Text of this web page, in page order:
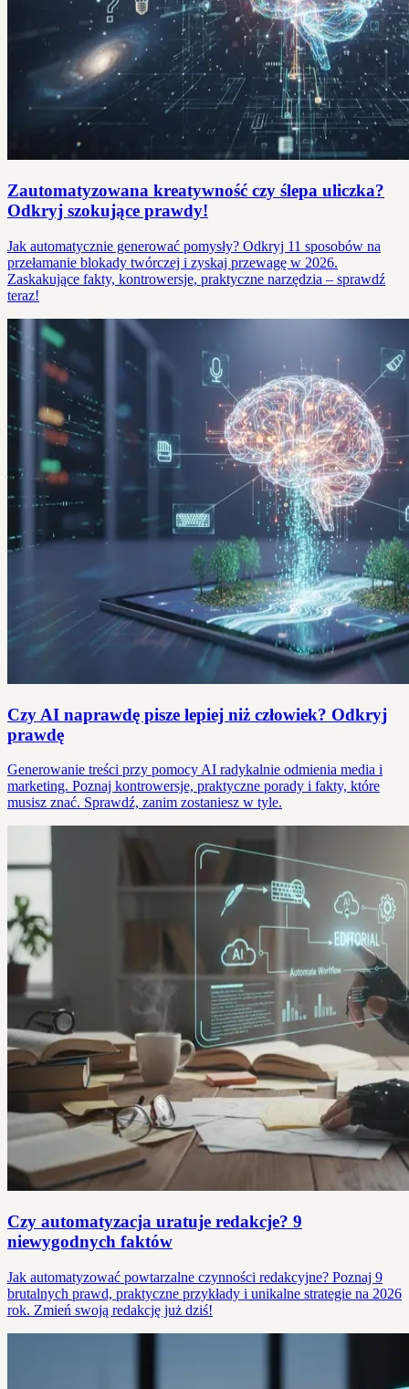
Zautomatyzowana kreatywność czy ślepa uliczka?
Odkryj szokujące prawdy!
Jak automatycznie generować pomysły? Odkryj 11 sposobów na
przełamanie blokady twórczej i zyskaj przewagę w 2026.
Zaskakujące fakty, kontrowersje, praktyczne narzędzia – sprawdź
teraz!
Czy AI naprawdę pisze lepiej niż człowiek? Odkryj
prawdę
Generowanie treści przy pomocy AI radykalnie odmienia media i
marketing. Poznaj kontrowersje, praktyczne porady i fakty, które
musisz znać. Sprawdź, zanim zostaniesz w tyle.
Czy automatyzacja uratuje redakcje? 9
niewygodnych faktów
Jak automatyzować powtarzalne czynności redakcyjne? Poznaj 9
brutalnych prawd, praktyczne przykłady i unikalne strategie na 2026
rok. Zmień swoją redakcję już dziś!